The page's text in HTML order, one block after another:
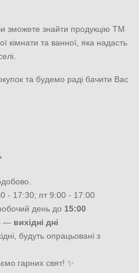
зможете знайти продукцію ТМ
кімнати та ванної, яка надасть
та будемо раді бачити Вас
- 17:30; пт 9:00 - 17:00
день до 15:00
— вихідні дні
будуть опрацьовані з
гарних свят! ✨